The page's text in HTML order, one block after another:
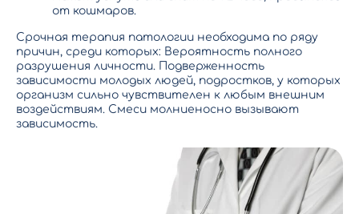
от кошмаров.
Срочная терапия патологии необходима по ряду
причин, среди которых: Вероятность полного
разрушения личности. Подверженность
зависимости молодых людей, подростков, у которых
организм сильно чувствителен к любым внешним
воздействиям. Смеси молниеносно вызывают
зависимость.